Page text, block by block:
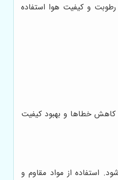
و کیفیت هوا استفاده
کاهش خطاها و بهبود کیفیت
استفاده از مواد مقاوم و